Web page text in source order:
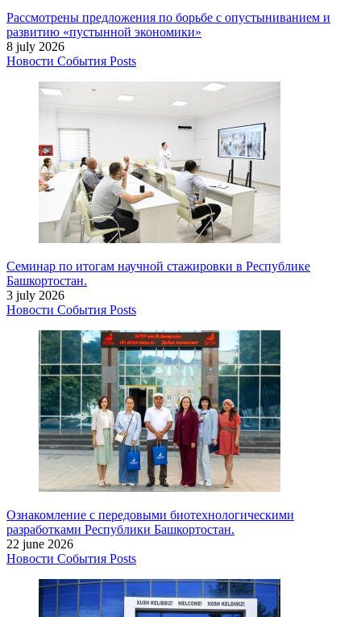
Рассмотрены предложения по борьбе с опустыниванием и
развитию «пустынной экономики»
8 july 2026
Новости События Posts
Семинар по итогам научной стажировки в Республике
Башкортостан.
3 july 2026
Новости События Posts
Ознакомление с передовыми биотехнологическими
разработками Республики Башкортостан.
22 june 2026
Новости События Posts